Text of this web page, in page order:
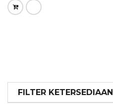
FILTER KETERSEDIAAN